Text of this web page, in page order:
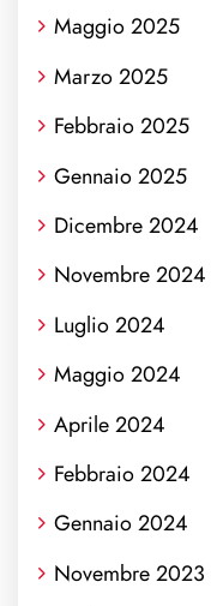
Maggio 2025
Marzo 2025
Febbraio 2025
Gennaio 2025
Dicembre 2024
Novembre 2024
Luglio 2024
Maggio 2024
Aprile 2024
Febbraio 2024
Gennaio 2024
Novembre 2023